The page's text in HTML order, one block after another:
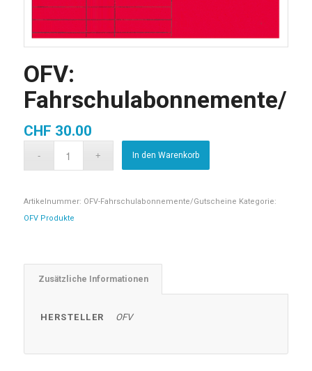
OFV:
Fahrschulabonnemente/
CHF 30.00
In den Warenkorb
Artikelnummer: OFV-Fahrschulabonnemente/Gutscheine Kategorie:
OFV Produkte
Zusätzliche Informationen
HERSTELLER OFV